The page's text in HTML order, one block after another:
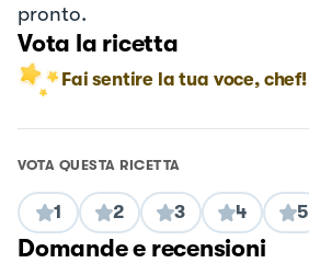
pronto.
Vota la ricetta
Fai sentire la tua voce, chef!
VOTA QUESTA RICETTA
1 2 3 4 5
Domande e recensioni